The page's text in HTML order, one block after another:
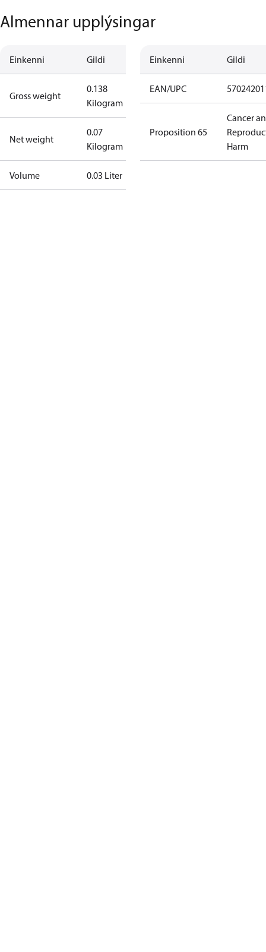
Almennar upplýsingar
Einkenni Gildi
Gross weight
0.138
Kilogram
Net weight
0.07
Kilogram
Volume 0.03 Liter
Einkenni Gildi
EAN/UPC
Proposition 65
Cancer
Harm